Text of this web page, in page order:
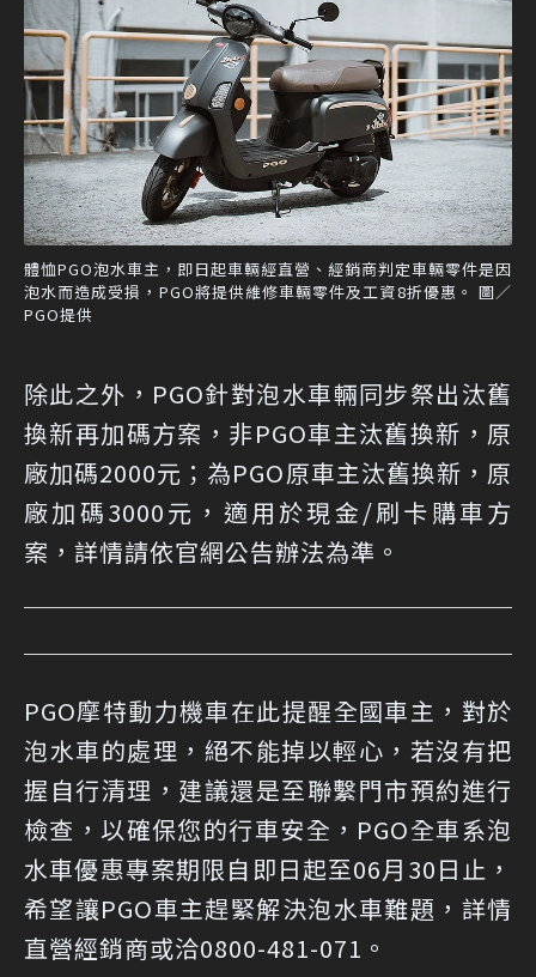
體恤PGO泡水車主，即日起車輛經直營、經銷商判定車輛零件是因
泡水而造成受損，PGO將提供維修車輛零件及工資8折優惠。 圖／
PGO提供
除此之外，PGO針對泡水車輛同步祭出汰舊
換新再加碼方案，非PGO車主汰舊換新，原
廠加碼2000元；為PGO原車主汰舊換新，原
廠加碼3000元，適用於現金/刷卡購車方
案，詳情請依官網公告辦法為準。
PGO摩特動力機車在此提醒全國車主，對於
泡水車的處理，絕不能掉以輕心，若沒有把
握自行清理，建議還是至聯繫門市預約進行
檢查，以確保您的行車安全，PGO全車系泡
水車優惠專案期限自即日起至06月30日止，
希望讓PGO車主趕緊解決泡水車難題，詳情
直營經銷商或洽0800-481-071。